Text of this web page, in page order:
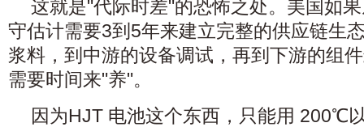
这就是"代际时差"的恐怖之处。美国如
守估计需要3到5年来建立完整的供应链
浆料，到中游的设备调试，再到下游的组
需要时间来"养"。
因为HJT 电池这个东西，只能用 200℃